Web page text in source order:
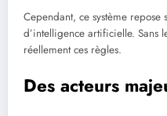
Cependant, ce système
d’intelligence artificielle.
réellement ces règles.
Des acteurs